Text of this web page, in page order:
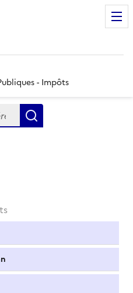
- Impôts
mots clés, partie du